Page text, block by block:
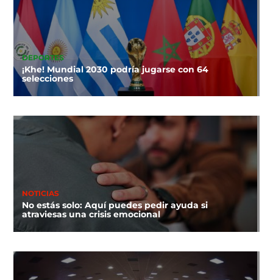
DEPORTES
¡Khe! Mundial 2030 podría jugarse con 64
selecciones
NOTICIAS
No estás solo: Aquí puedes pedir ayuda si
atraviesas una crisis emocional